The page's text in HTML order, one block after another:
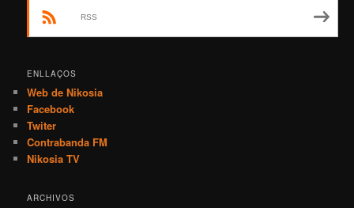
RSS
ENLLAÇOS
Web de Nikosia
Facebook
Twiter
Contrabanda FM
Nikosia TV
ARCHIVOS